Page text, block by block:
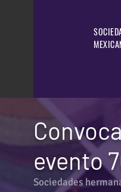
evento
Sociedades